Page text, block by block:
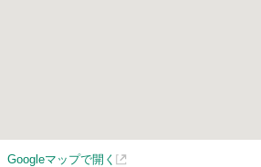
Googleマップで開く